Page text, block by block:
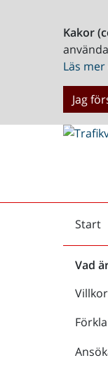
Kakor
Läs
Jag
Start
för
Vad